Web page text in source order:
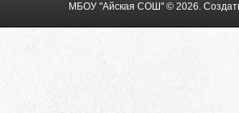
МБОУ "Айская СОШ" © 2026.